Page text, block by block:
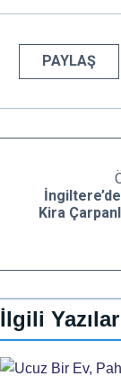
PAYLAŞ
Kira
İlgili Yazılar